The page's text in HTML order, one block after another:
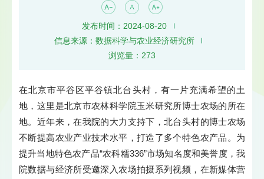
发布时间：2024-08-20
信息来源：数据科学与农业经济研究所
浏览量： 273
在北京市平谷区平谷镇北台头村，有一片充满希望的土
地，这里是北京市农林科学院玉米研究所博士农场的所在
地。近年来，在我院的大力支持下，北台头村的博士农场
不断提高农业产业技术水平，打造了多个特色农产品。为
提升当地特色农产品“农科糯336”市场知名度和美誉度，我
院数据与经济所受邀深入农场拍摄系列视频，在新媒体营